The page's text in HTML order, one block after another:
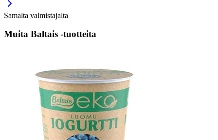
Samalta valmistajalta
Muita Baltais -tuotteita